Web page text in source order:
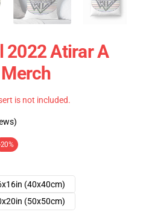
2022 Atirar A
is not included.
(40x40cm)
(50x50cm)